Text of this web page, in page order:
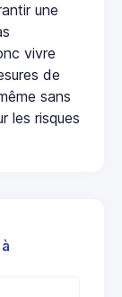
une
vivre
de
sans
les risques